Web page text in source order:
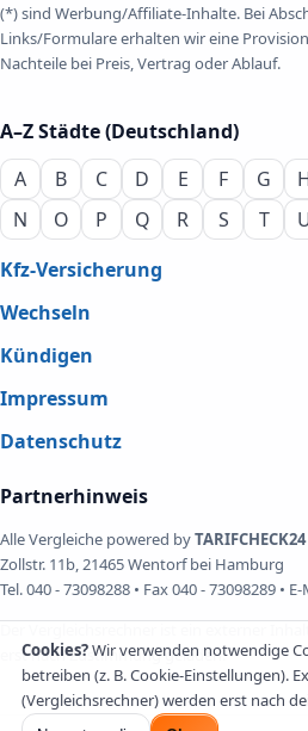
(*) sind Werbung/Affiliate-Inhalte. Bei
Links/Formulare erhalten wir eine
Nachteile bei Preis, Vertrag oder Ablauf.
A–Z Städte (Deutschland)
A
B C D E F G
N
O P Q R S T
Kfz-Versicherung
Wechseln
Kündigen
Impressum
Datenschutz
Partnerhinweis
Alle Vergleiche powered by
Zollstr. 11b, 21465 Wentorf bei Hamburg
Tel. 040 - 73098288 • Fax 040 - 73098289 •
erst nach Zustimmung geladen.
Cookies?Wir verwenden notwendige
betreiben (z. B. Cookie-Einstellungen).
(Vergleichsrechner) werden erst nach